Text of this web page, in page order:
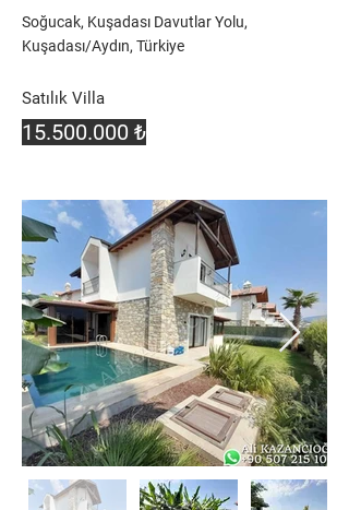
Soğucak, Kuşadası Davutlar Yolu,
Kuşadası/Aydın, Türkiye
Satılık Villa
15.500.000 ₺